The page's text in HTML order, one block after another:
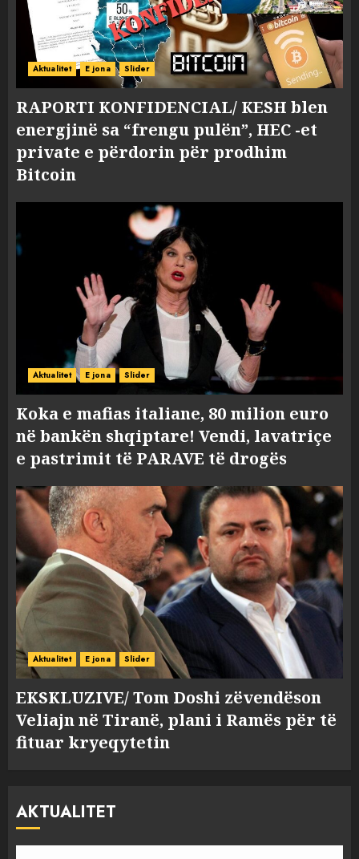
Aktualitet E jona Slider
RAPORTI KONFIDENCIAL/ KESH blen
energjinë sa “frengu pulën”, HEC -et
private e përdorin për prodhim
Bitcoin
Aktualitet E jona Slider
Koka e mafias italiane, 80 milion euro
në bankën shqiptare! Vendi, lavatriçe
e pastrimit të PARAVE të drogës
Aktualitet E jona Slider
EKSKLUZIVE/ Tom Doshi zëvendëson
Veliajn në Tiranë, plani i Ramës për të
fituar kryeqytetin
AKTUALITET